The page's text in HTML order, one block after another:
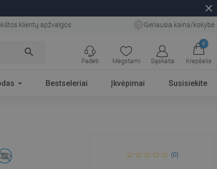
close
klientų apžvalgos Geriausia kaina/kokybė
search
Mėgstami Sąskaita
0
Krepšelis
Padėti
Bestseleriai Įkvėpimai Susisiekite
su penkiais laikikliais, juoda -
(0)